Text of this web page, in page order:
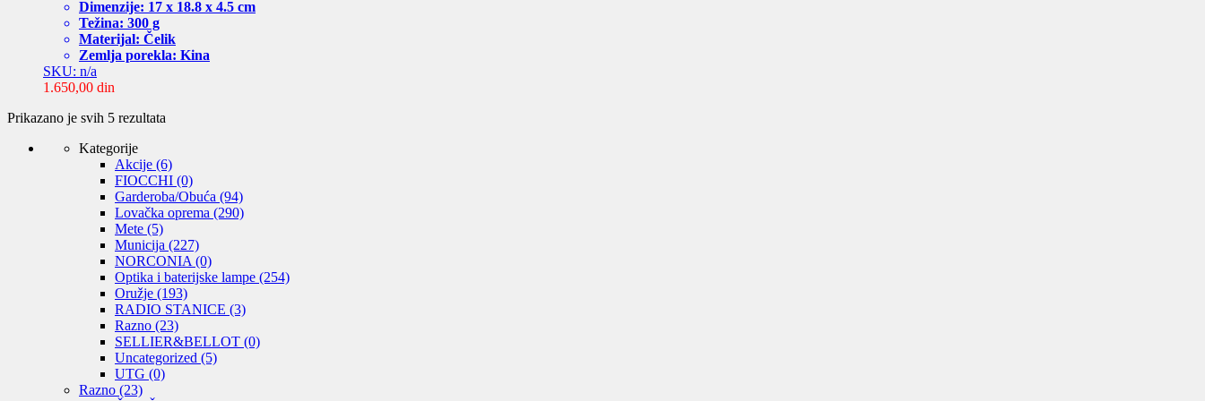
Dimenzije: 17 x 18.8 x 4.5 cm
Težina: 300 g
Materijal: Čelik
Zemlja porekla: Kina
SKU: n/a
1.650,00 din
Prikazano je svih 5 rezultata
od
niže
ka
višoj
Kategorije
Akcije (6)
FIOCCHI (0)
Garderoba/Obuća (94)
Lovačka oprema (290)
Mete (5)
Municija (227)
NORCONIA (0)
Optika i baterijske lampe (254)
Oružje (193)
RADIO STANICE (3)
Razno (23)
SELLIER&BELLOT (0)
Uncategorized (5)
UTG (0)
Razno (23)